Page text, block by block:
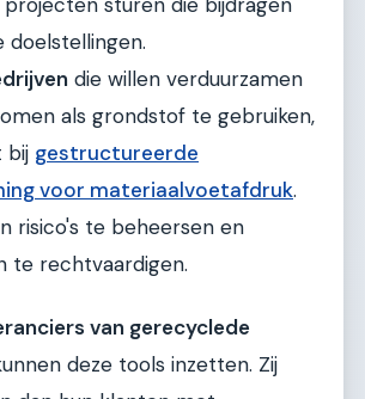
doelstellingen.
die willen verduurzamen
als grondstof te gebruiken,
bij gestructureerde
voor materiaalvoetafdruk.
risico's te beheersen en
te rechtvaardigen.
van gerecyclede
deze tools inzetten. Zij